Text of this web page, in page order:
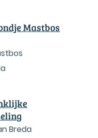
Mastbos
Breda